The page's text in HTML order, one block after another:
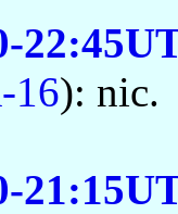
16): nic.